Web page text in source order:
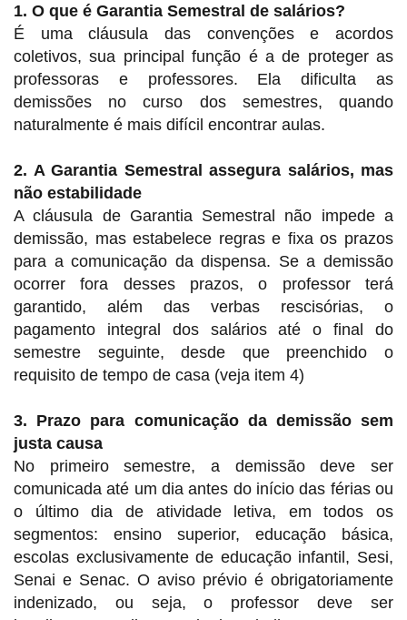
1. O que é Garantia Semestral de salários?
É uma cláusula das convenções e acordos
coletivos, sua principal função é a de proteger as
professoras e professores. Ela dificulta as
demissões no curso dos semestres, quando
naturalmente é mais difícil encontrar aulas.
2. A Garantia Semestral assegura salários, mas
não estabilidade
A cláusula de Garantia Semestral não impede a
demissão, mas estabelece regras e fixa os prazos
para a comunicação da dispensa. Se a demissão
ocorrer fora desses prazos, o professor terá
garantido, além das verbas rescisórias, o
pagamento integral dos salários até o final do
semestre seguinte, desde que preenchido o
requisito de tempo de casa (veja item 4)
3. Prazo para comunicação da demissão sem
justa causa
No primeiro semestre, a demissão deve ser
comunicada até um dia antes do início das férias ou
o último dia de atividade letiva, em todos os
segmentos: ensino superior, educação básica,
escolas exclusivamente de educação infantil, Sesi,
Senai e Senac. O aviso prévio é obrigatoriamente
indenizado, ou seja, o professor deve ser